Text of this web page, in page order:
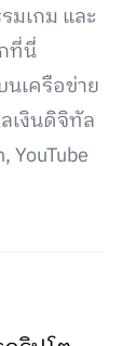
เกม และ
ที่นี่
นเครือข่าย
เงินดิจิทัล